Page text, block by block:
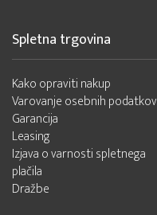
Spletna trgovina
Kako opraviti nakup
Varovanje osebnih podatkov
Garancija
Leasing
Izjava o varnosti spletnega
plačila
Dražbe